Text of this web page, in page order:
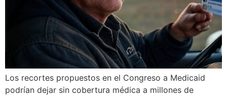
Los recortes propuestos en el Congreso a Medicaid
podrían dejar sin cobertura médica a millones de